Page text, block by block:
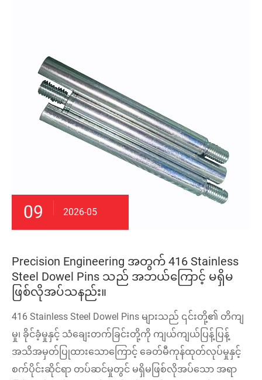
09 2026-05
Precision Engineering အတွက် 416 Stainless
Steel Dowel Pins သည် အဘယ်ကြောင့် မရှိမ
ဖြစ်လိုအပ်သနည်း။
416 Stainless Steel Dowel Pins များသည် ၎င်းတို့၏ တိကျ
မှု၊ ခိုင်ခံ့မှုနှင့် သံချေးတက်ခြင်းတို့ကို ကျယ်ကျယ်ပြန့်ပြန့်
အသိအမှတ်ပြုထားသောကြောင့် ခေတ်မီကုန်ထုတ်လုပ်မှုနှင့်
စက်ပိုင်းဆိုင်ရာ တပ်ဆင်မှုတွင် မရှိမဖြစ်လိုအပ်သော အရာ